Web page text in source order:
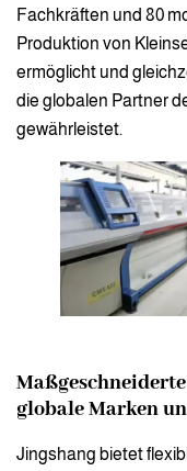
Fachkräften und 80
Produktion von
ermöglicht und
die globalen Partner
gewährleistet.
globale Marken
Jingshang bietet